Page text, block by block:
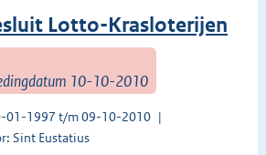
Lotto-Krasloterijen
10-10-2010
01-1997 t/m 09-10-2010
Sint Eustatius